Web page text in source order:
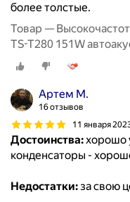
более толстые.
Товар —
TS-T280 151W
Вч динамики колонки
Артем М.
16 отзывов
11 января
Достоинства:хорошо
конденсаторы -
Недостатки:за свою